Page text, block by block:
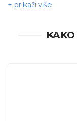
O ptimizacija
neizostavna.
plasmana u
jedan od prvih 5